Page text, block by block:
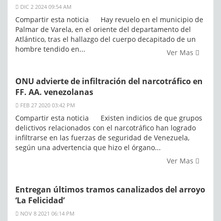
DIC 2 2024 09:54 AM
Compartir esta noticia Hay revuelo en el municipio de
Palmar de Varela, en el oriente del departamento del
Atlántico, tras el hallazgo del cuerpo decapitado de un
hombre tendido en...
Ver Mas
ONU advierte de infiltración del narcotráfico en
FF. AA. venezolanas
FEB 27 2020 03:42 PM
Compartir esta noticia Existen indicios de que grupos
delictivos relacionados con el narcotráfico han logrado
infiltrarse en las fuerzas de seguridad de Venezuela,
según una advertencia que hizo el órgano...
Ver Mas
Entregan últimos tramos canalizados del arroyo
‘La Felicidad’
NOV 8 2021 06:14 PM